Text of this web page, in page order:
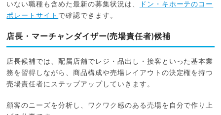
いない職種も含めた最新の募集状況は、
ドン・キホーテのコー
ポレートサイト で確認できます。
店長・マーチャンダイザー(売場責任者)候補
店長候補では、配属店舗でレジ・品出し・接客といった基本業
務を習得しながら、商品構成や売場レイアウトの決定権を持つ
売場責任者にステップアップしていきます。
顧客のニーズを分析し、ワクワク感のある売場を自分で作り上